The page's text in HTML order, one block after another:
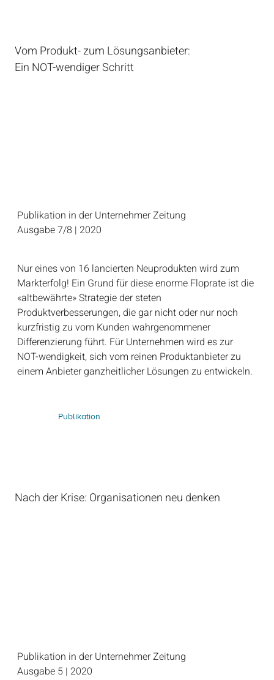
Publikation
Vom Produkt- zum Lösungsanbieter:
Ein NOT-wendiger Schritt
Publikation in der Unternehmer Zeitung
Ausgabe 7/8 | 2020
Nur eines von 16 lancierten Neuprodukten wird zum
Markterfolg! Ein Grund für diese enorme Floprate ist die
«altbewährte» Strategie der steten
Produktverbesserungen, die gar nicht oder nur noch
kurzfristig zu vom Kunden wahrgenommener
Differenzierung führt. Für Unternehmen wird es zur
NOT-wendigkeit, sich vom reinen Produktanbieter zu
einem Anbieter ganzheitlicher Lösungen zu entwickeln.
Nach der Krise: Organisationen neu denken
Publikation in der Unternehmer Zeitung
Ausgabe 5 | 2020